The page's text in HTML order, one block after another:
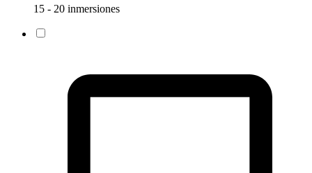
15 - 20 inmersiones